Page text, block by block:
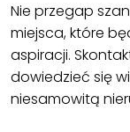
Nie przegap
miejsca, które
aspiracji.
dowiedzieć się
niesamowitą